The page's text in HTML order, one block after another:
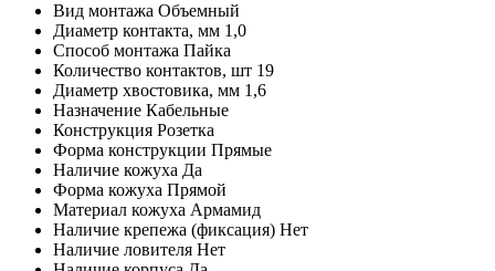
Вид монтажа Объемный
Диаметр контакта, мм 1,0
Способ монтажа Пайка
Количество контактов, шт 19
Диаметр хвостовика, мм 1,6
Назначение Кабельные
Конструкция Розетка
Форма конструкции Прямые
Наличие кожуха Да
Форма кожуха Прямой
Материал кожуха Армамид
Наличие крепежа (фиксация) Нет
Наличие ловителя Нет